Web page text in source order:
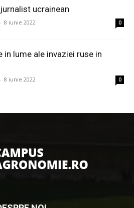
ucrainean
- 8 iunie 2022 0
in lume ale invaziei ruse in
- 8 iunie 2022 0